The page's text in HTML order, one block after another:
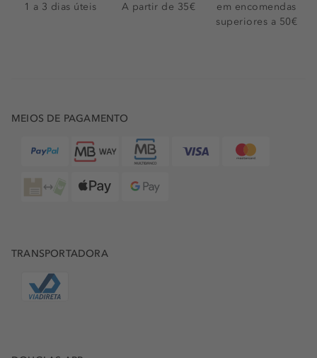
1 a 3 dias úteis
A partir de 35€
em encomendas
superiores a 50€
MEIOS DE PAGAMENTO
TRANSPORTADORA